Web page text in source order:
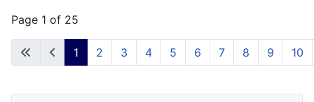
Page 1 of 25
1 2 3 4 5 6 7 8 9 10